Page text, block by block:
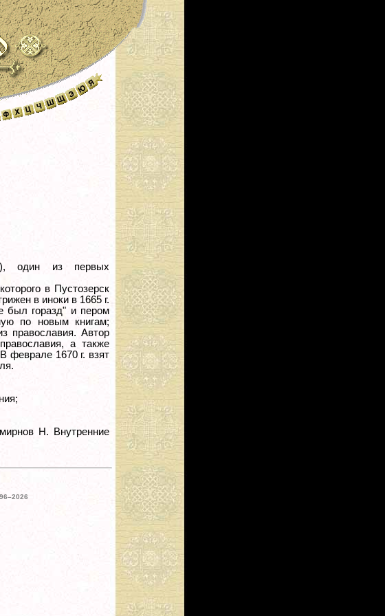
один из первых
в Пустозерск
в иноки в 1665 г.
был горазд" и пером
по новым книгам;
православия. Автор
а также
феврале 1670 г. взят
Н. Внутренние
2026